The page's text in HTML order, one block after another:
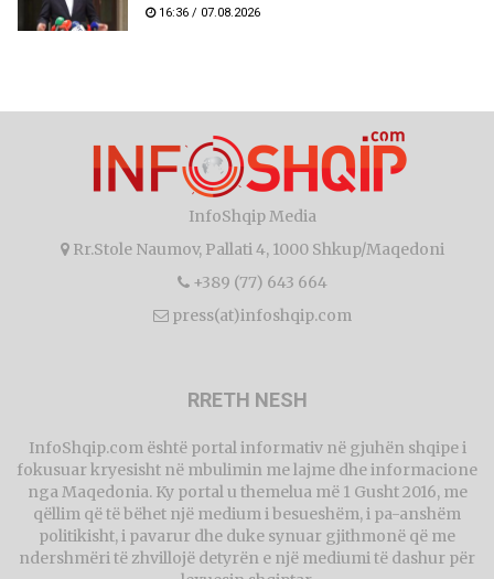
16:36 / 07.08.2026
InfoShqip Media
Rr.Stole Naumov, Pallati 4, 1000 Shkup/Maqedoni
+389 (77) 643 664
press(at)infoshqip.com
RRETH NESH
InfoShqip.com është portal informativ në gjuhën shqipe i
fokusuar kryesisht në mbulimin me lajme dhe informacione
nga Maqedonia. Ky portal u themelua më 1 Gusht 2016, me
qëllim që të bëhet një medium i besueshëm, i pa-anshëm
politikisht, i pavarur dhe duke synuar gjithmonë që me
ndershmëri të zhvillojë detyrën e një mediumi të dashur për